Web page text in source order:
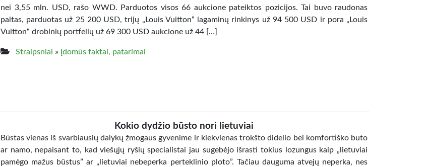
nei 3,55 mln. USD, rašo WWD. Parduotos visos 66 aukcione pateiktos pozicijos. Tai buvo raudonas
paltas, parduotas už 25 200 USD, trijų „Louis Vuitton“ lagaminų rinkinys už 94 500 USD ir pora „Louis
Vuitton“ drobinių portfelių už 69 300 USD aukcione už 44 […]
Straipsniai » Įdomūs faktai, patarimai
Kokio dydžio būsto nori lietuviai
Būstas vienas iš svarbiausių dalykų žmogaus gyvenime ir kiekvienas trokšto didelio bei komfortiško buto
ar namo, nepaisant to, kad viešųjų ryšių specialistai jau sugebėjo išrasti tokius lozungus kaip „lietuviai
pamėgo mažus būstus” ar „lietuviai nebeperka perteklinio ploto”. Tačiau dauguma atvejų neperka, nes